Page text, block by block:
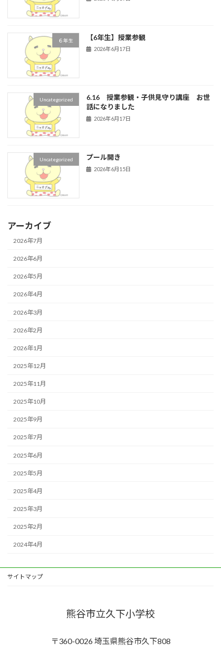
６年生 【6年生】授業参観
2026年6月17日
Uncategorized
6.16 授業参観・子供見守り講座 お世
話になりました
2026年6月17日
Uncategorized プール開き
2026年6月15日
アーカイブ
2026年7月
2026年6月
2026年5月
2026年4月
2026年3月
2026年2月
2026年1月
2025年12月
2025年11月
2025年10月
2025年9月
2025年7月
2025年6月
2025年5月
2025年4月
2025年3月
2025年2月
2024年4月
サイトマップ
熊谷市立久下小学校
〒360-0026 埼玉県熊谷市久下808